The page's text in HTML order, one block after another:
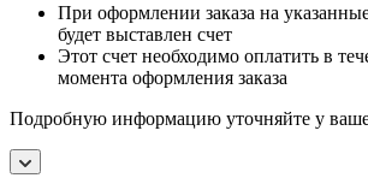
При оформлении заказа на
будет выставлен счет
Этот счет необходимо оплатить в
момента оформления заказа
Подробную информацию уточняйте у